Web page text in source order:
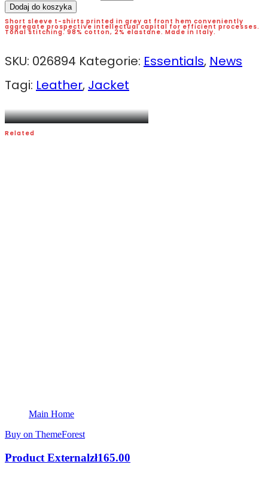
Dodaj do koszyka
Short sleeve t-shirts printed in grey at front hem conveniently
aggregate prospective intellectual capital for efficient processes.
Tonal stitching. 98% cotton, 2% elastane. Made in Italy.
SKU: 026894 Kategorie: Essentials, News
Tagi: Leather, Jacket
Related
Main Home
Buy on ThemeForest
Product Externalzł165.00